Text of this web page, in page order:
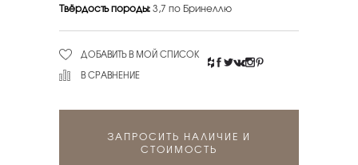
Твёрдость породы:3,7 по Бринеллю
ДОБАВИТЬ В МОЙ СПИСОК
В СРАВНЕНИЕ
ЗАПРОСИТЬ НАЛИЧИЕ И
СТОИМОСТЬ